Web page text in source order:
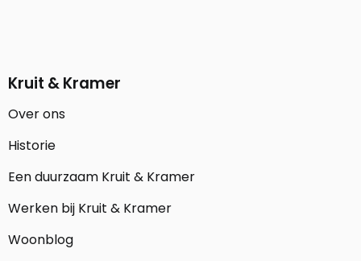
Kruit & Kramer
Over ons
Historie
Een duurzaam Kruit & Kramer
Werken bij Kruit & Kramer
Woonblog